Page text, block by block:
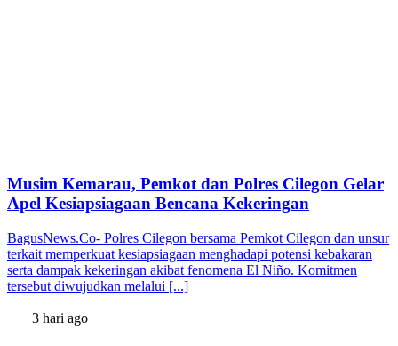
Musim Kemarau, Pemkot dan Polres Cilegon Gelar
Apel Kesiapsiagaan Bencana Kekeringan
BagusNews.Co- Polres Cilegon bersama Pemkot Cilegon dan unsur
terkait memperkuat kesiapsiagaan menghadapi potensi kebakaran
serta dampak kekeringan akibat fenomena El Niño. Komitmen
tersebut diwujudkan melalui [...]
3 hari ago